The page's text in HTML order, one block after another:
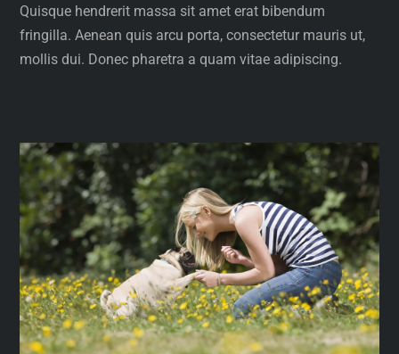
Quisque hendrerit massa sit amet erat bibendum
fringilla. Aenean quis arcu porta, consectetur mauris ut,
mollis dui. Donec pharetra a quam vitae adipiscing.